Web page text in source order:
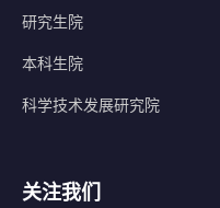
研究生院
本科生院
科学技术发展研究院
关注我们